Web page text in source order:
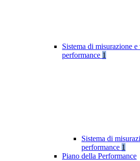
Sistema di misurazione
performance 1
Sistema di
performance 1
Piano della Performance